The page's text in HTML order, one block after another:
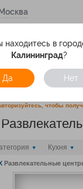
Москва
находитесь в
Калининград?
Да Нет
Отели
чтобы
Кухня
Развлекательные